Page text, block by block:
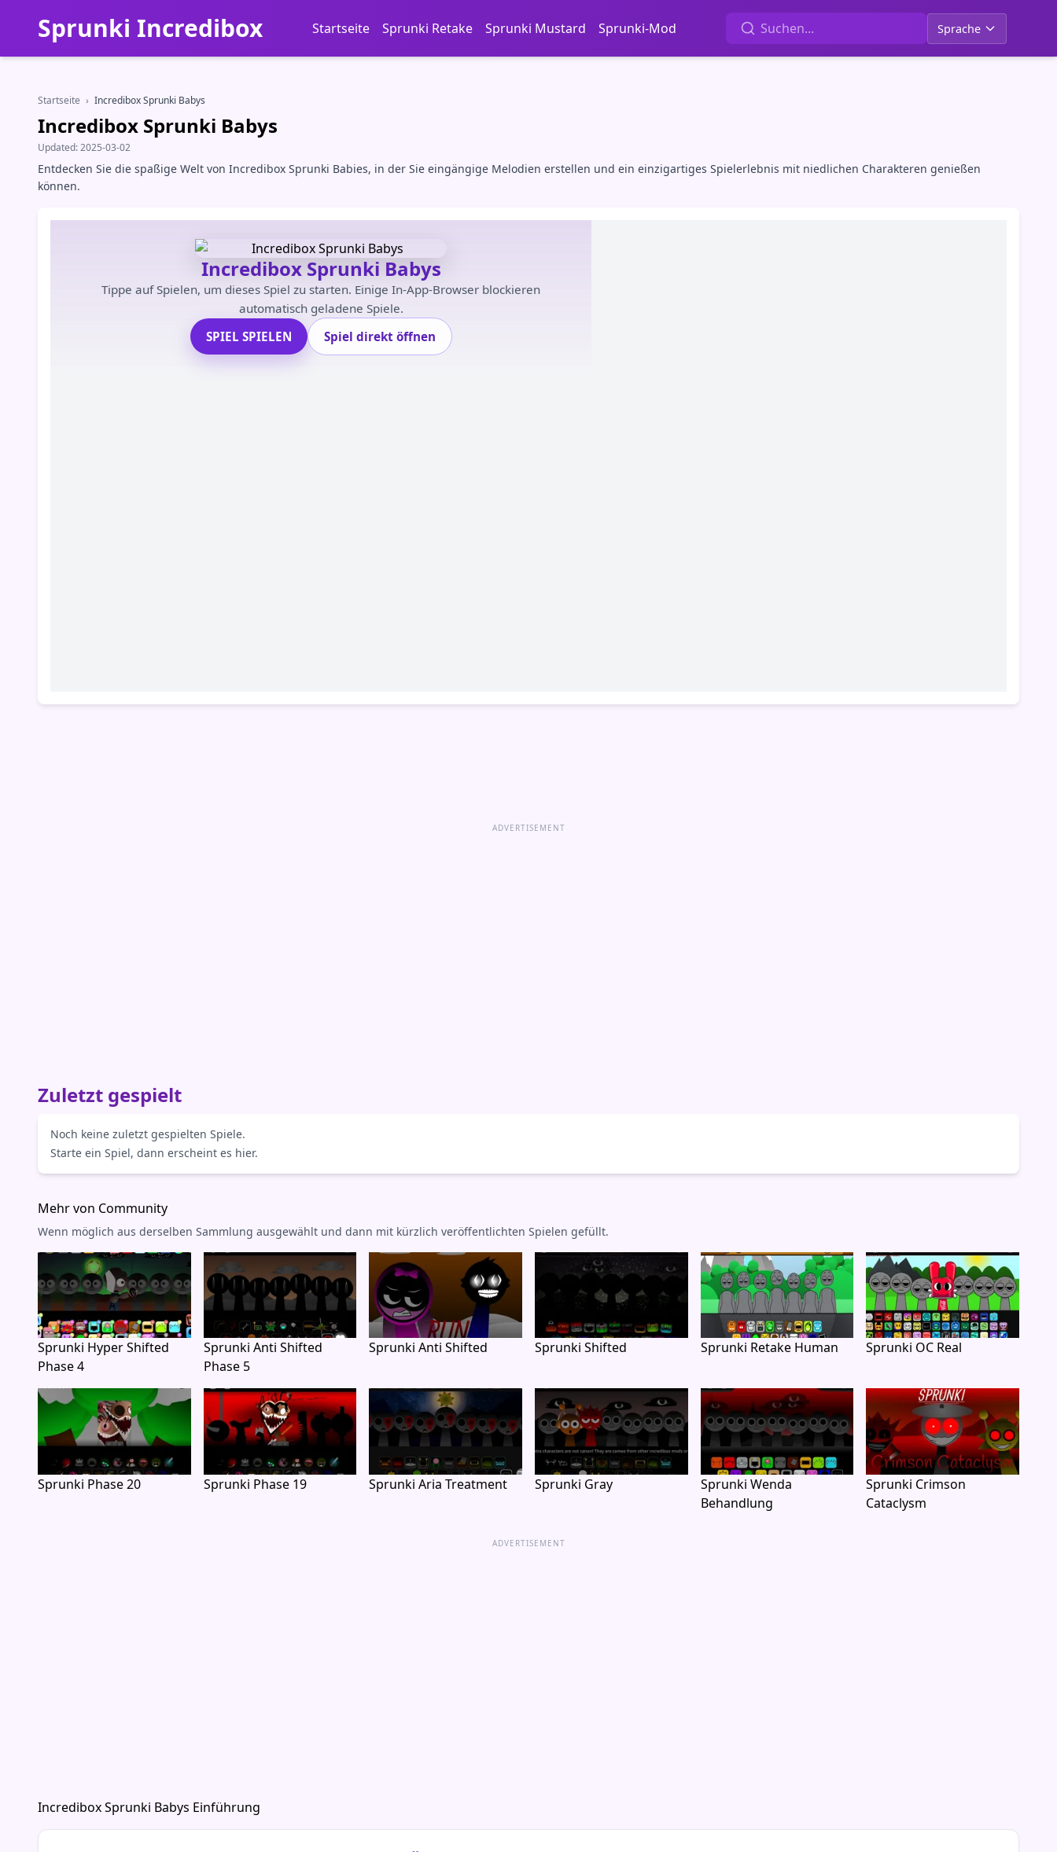
Sprunki Incredibox Startseite Sprunki Retake Sprunki Mustard Sprunki-Mod Sprache
Startseite › Incredibox Sprunki Babys
Incredibox Sprunki Babys
Updated:2025-03-02
Entdecken Sie die spaßige Welt von Incredibox Sprunki Babies, in der Sie eingängige Melodien erstellen und ein einzigartiges Spielerlebnis mit niedlichen Charakteren genießen
können.
Incredibox Sprunki Babys
Tippe auf Spielen, um dieses Spiel zu starten. Einige In-App-Browser blockieren
automatisch geladene Spiele.
SPIEL SPIELEN
Spiel direkt öffnen
ADVERTISEMENT
Zuletzt gespielt
Noch keine zuletzt gespielten Spiele.
Starte ein Spiel, dann erscheint es hier.
Mehr von Community
Wenn möglich aus derselben Sammlung ausgewählt und dann mit kürzlich veröffentlichten Spielen gefüllt.
Sprunki Hyper Shifted
Phase 4
Sprunki Anti Shifted
Phase 5
Sprunki Anti Shifted Sprunki Shifted Sprunki Retake Human Sprunki OC Real
Sprunki Phase 20 Sprunki Phase 19 Sprunki Aria Treatment Sprunki Gray
Sprunki Wenda
Behandlung
Sprunki Crimson
Cataclysm
ADVERTISEMENT
Incredibox Sprunki Babys Einführung